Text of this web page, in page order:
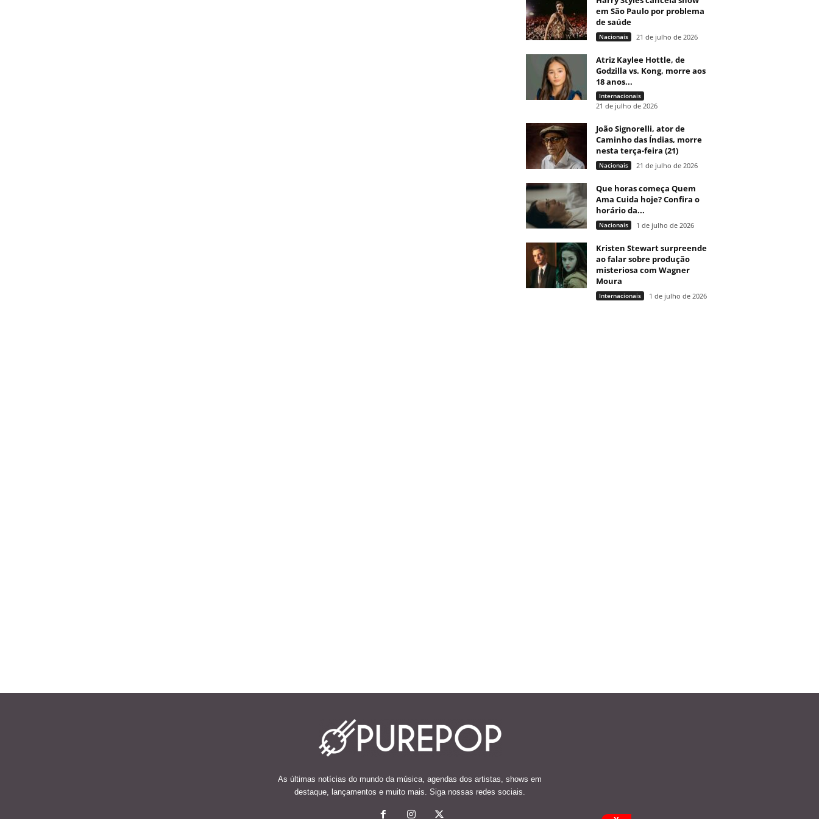
em São Paulo por problema
de saúde
Nacionais 21 de julho de 2026
Atriz Kaylee Hottle, de
Godzilla vs. Kong, morre aos
18 anos...
Internacionais
21 de julho de 2026
João Signorelli, ator de
Caminho das Índias, morre
nesta terça-feira (21)
Nacionais 21 de julho de 2026
Que horas começa Quem
Ama Cuida hoje? Confira o
horário da...
Nacionais 1 de julho de 2026
Kristen Stewart surpreende
ao falar sobre produção
misteriosa com Wagner
Moura
Internacionais 1 de julho de 2026
As últimas notícias do mundo da música, agendas dos artistas, shows em
destaque, lançamentos e muito mais. Siga nossas redes sociais.